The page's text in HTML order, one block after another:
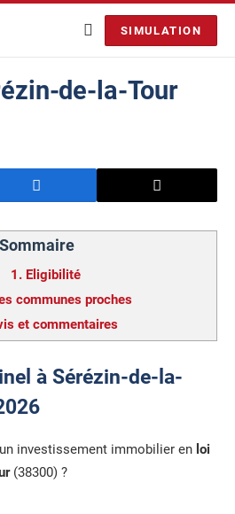
SIMULATION
de-la-Tour
Sommaire
1. Eligibilité
communes proches
et commentaires
à Sérézin-de-la-
investissement immobilier en loi
(38300) ?